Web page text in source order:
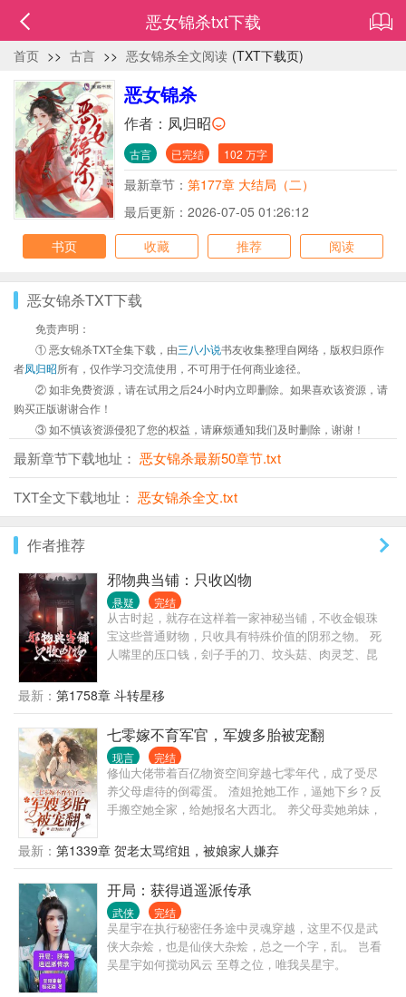
恶女锦杀txt下载
首页 >> 古言 >> 恶女锦杀全文阅读 (TXT下载页)
恶女锦杀
作者： 凤归昭
古言 已完结 102 万字
最新章节： 第177章 大结局（二）
最后更新：2026-07-05 01:26:12
书页
收藏 推荐 阅读
恶女锦杀TXT下载
免责声明：
① 恶女锦杀TXT全集下载，由三八小说书友收集整理自网络，版权归原作
者凤归昭所有，仅作学习交流使用，不可用于任何商业途径。
② 如非免费资源，请在试用之后24小时内立即删除。如果喜欢该资源，请
购买正版谢谢合作！
③ 如不慎该资源侵犯了您的权益，请麻烦通知我们及时删除，谢谢！
最新章节下载地址： 恶女锦杀最新50章节.txt
TXT全文下载地址： 恶女锦杀全文.txt
作者推荐
邪物典当铺：只收凶物
悬疑 完结
从古时起，就存在这样着一家神秘当铺，不收金银珠
宝这些普通财物，只收具有特殊价值的阴邪之物。 死
人嘴里的压口钱，刽子手的刀、坟头菇、肉灵芝、昆
卖，便能变邪为宝：升官发财、消灾解难、甚至逆天
改命！ 某些深夜，这家当铺还有许多古怪的客人光
顾。 事物没有好坏之分，永不满足的只有人心......
最新： 第1758章 斗转星移
七零嫁不育军官，军嫂多胎被宠翻
现言 完结
修仙大佬带着百亿物资空间穿越七零年代，成了受尽
养父母虐待的倒霉蛋。 渣姐抢她工作，逼她下乡？反
手搬空她全家，给她报名大西北。 养父母卖她弟妹，
生女主抢她未婚夫，夺她的玉佩空间？空间拿来吧
你，机缘我占了，未婚夫送给你。 从此，顾绾绾享受
缺德人生，一路在癫的路上狂奔，直到下乡后被不育
军爷盯上了。 夫妻搭配，虐渣不累，你癫婆我癫公，
强强联手。 重生女主原以为抢走顾绾绾的未婚夫，就
能走上人生巅峰，取代她继承家产，成为首富官太
太。 结果炮灰顾绾绾不仅逆袭成为国家宠儿，还找到
亲生父母，替家人平反，携手年轻有为的兵王大佬，
最新： 第1339章 贺老太骂绾姐，被娘家人嫌弃
开局：获得逍遥派传承
武侠 完结
吴星宇在执行秘密任务途中灵魂穿越，这里不仅是武
侠大杂烩，也是仙侠大杂烩，总之一个字，乱。 岂看
吴星宇如何搅动风云 至尊之位，唯我吴星宇。